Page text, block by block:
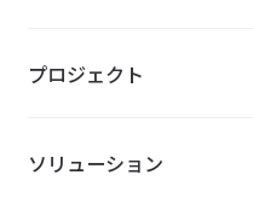
プロジェクト
ソリューション